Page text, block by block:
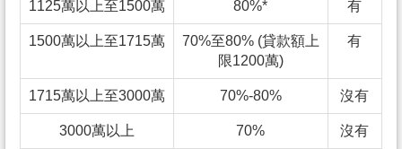
1125萬以上至1500萬 80%* 有
1500萬以上至1715萬
70%至80% (貸款額上
限1200萬)
有
1715萬以上至3000萬 70%-80% 沒有
3000萬以上 70% 沒有